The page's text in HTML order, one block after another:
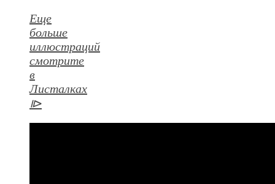
Еще
больше
иллюстраций
смотрите
в
Листалках
⧐